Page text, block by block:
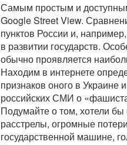
Самым простым и
Google Street View.
пунктов России и,
в развитии государств.
обычно проявляется
Находим в интернете
признаков оного в
российских СМИ о
Подумайте о том, хотели
расстрелы, огромные
государственной машине,